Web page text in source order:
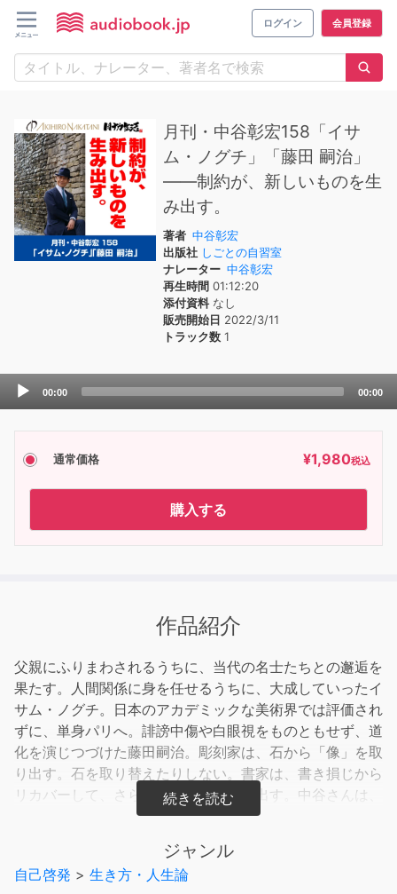
ログイン 会員登録
月刊・中谷彰宏158「イサ
ム・ノグチ」「藤田 嗣治」
――制約が、新しいものを生
み出す。
著者 中谷彰宏
出版社 しごとの自習室
ナレーター 中谷彰宏
再生時間 01:12:20
添付資料なし
販売開始日 2022/3/11
トラック数 1
Audio
00:00 00:00
通常価格 ¥1,980税込
購入する
作品紹介
父親にふりまわされるうちに、当代の名士たちとの邂逅を
果たす。人間関係に身を任せるうちに、大成していったイ
サム・ノグチ。日本のアカデミックな美術界では評価され
ずに、単身パリへ。誹謗中傷や白眼視をものともせず、道
化を演じつづけた藤田嗣治。彫刻家は、石から「像」を取
り出す。石を取り替えたりしない。書家は、書き損じから
リカバーして、さらなる味わいを引き出す。中谷さんは、
編集者から与えられたタイトルで、書き始める。「制約」
「制約」をエネルギーに転用する方法、中谷さんから教わ
りました。
ジャンル
自己啓発 > 生き方・人生論